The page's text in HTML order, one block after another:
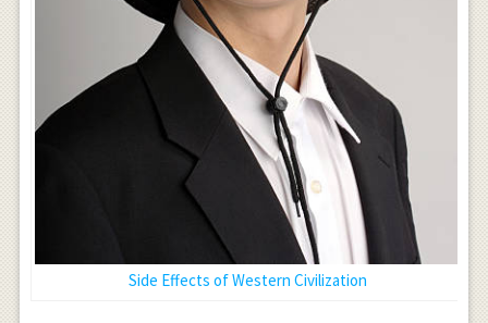
Side Effects of Western Civilization